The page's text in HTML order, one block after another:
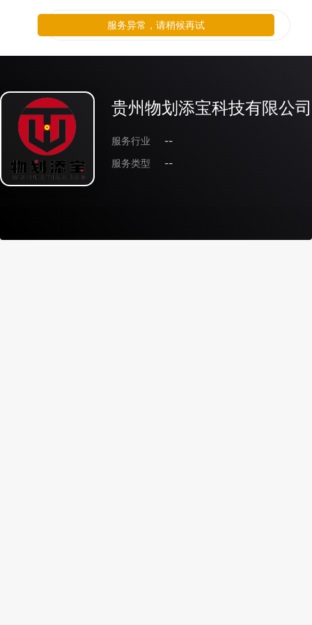
贵州物划添宝科技有限公司
服务行业
--
服务类型
--
服务异常，请稍候再试